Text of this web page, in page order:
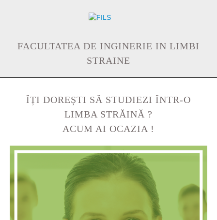
FACULTATEA DE INGINERIE IN LIMBI
STRAINE
ÎȚI DOREȘTI SĂ STUDIEZI ÎNTR-O
LIMBA STRĂINĂ ?
ACUM AI OCAZIA !